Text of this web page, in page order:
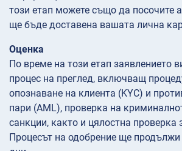
този етап можете също да посочите
ще бъде доставена вашата лична
Оценка
По време на този етап заявлението
процес на преглед, включващ
опознаване на клиента (KYC) и
пари (AML), проверка на
санкции, както и цялостна проверка
Процесът на одобрение ще продължи